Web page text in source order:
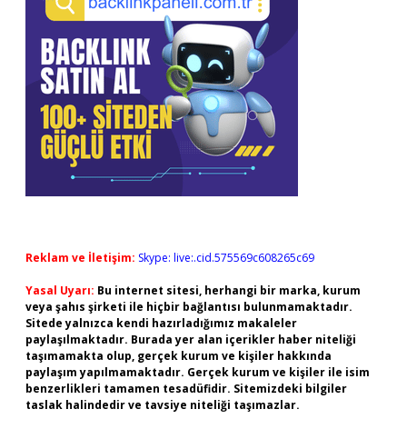
Reklam ve İletişim: Skype: live:.cid.575569c608265c69
Yasal Uyarı: Bu internet sitesi, herhangi bir marka, kurum
veya şahıs şirketi ile hiçbir bağlantısı bulunmamaktadır.
Sitede yalnızca kendi hazırladığımız makaleler
paylaşılmaktadır. Burada yer alan içerikler haber niteliği
taşımamakta olup, gerçek kurum ve kişiler hakkında
paylaşım yapılmamaktadır. Gerçek kurum ve kişiler ile isim
benzerlikleri tamamen tesadüfidir. Sitemizdeki bilgiler
taslak halindedir ve tavsiye niteliği taşımazlar.